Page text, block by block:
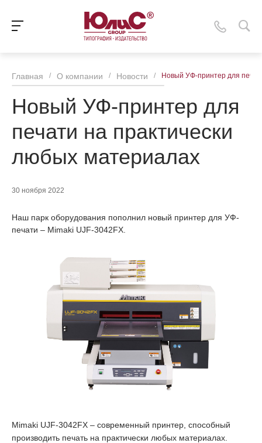
Главная / О компании / Новости / Новый УФ-принтер для
Новый УФ-принтер для
печати на практически
любых материалах
30 ноября 2022
Наш парк оборудования пополнил новый принтер для УФ-
печати – Mimaki UJF-3042FX.
Mimaki UJF-3042FX – современный принтер, способный
производить печать на практически любых материалах.